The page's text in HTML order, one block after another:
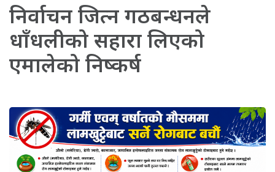
निर्वाचन जित्न गठबन्धनले
धाँधलीको सहारा लिएको
एमालेको निष्कर्ष